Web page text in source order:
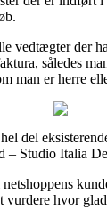
vedtægter
således
man er herre
del
– Studio Italia
hvor